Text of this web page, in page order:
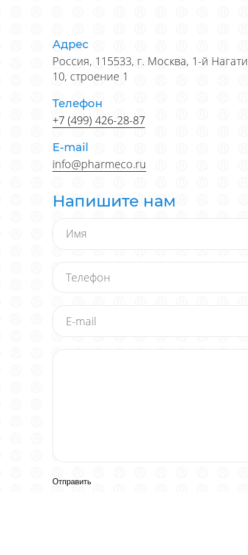
Адрес
Россия, 115533, г. Москва, 1-й
10, строение 1
Телефон
+7 (499) 426-28-87
E-mail
info@pharmeco.ru
Напишите нам
Отправить